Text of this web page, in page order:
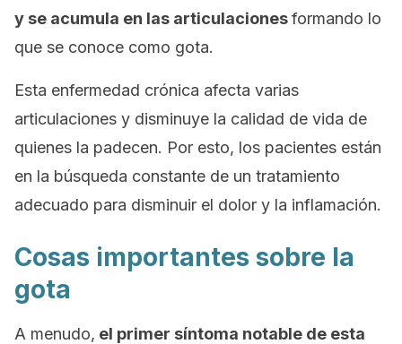
y se acumula en las articulacionesformando lo
que se conoce como gota.
Esta enfermedad crónica afecta varias
articulaciones y disminuye la calidad de vida de
quienes la padecen. Por esto, los pacientes están
en la búsqueda constante de un tratamiento
adecuado para disminuir el dolor y la inflamación.
Cosas importantes sobre la
gota
A menudo, el primer síntoma notable de esta